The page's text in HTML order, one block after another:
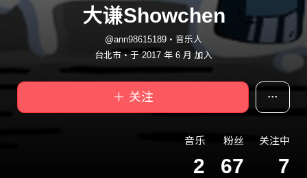
大谦Showchen
@ann98615189・音乐人
台北市・于 2017 年 6 月 加入
＋ 关注
音乐
2
粉丝
67
关注中
7